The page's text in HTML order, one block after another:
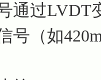
通过LVDT
号（如